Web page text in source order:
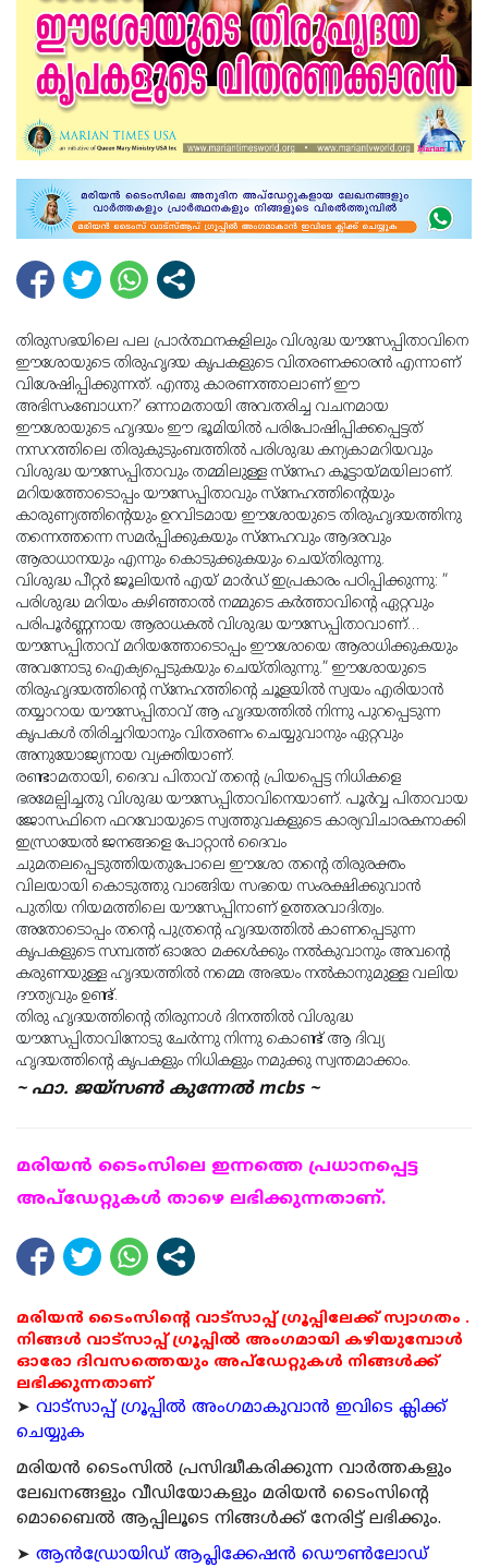
തിരുസഭയിലെ പല പ്രാർത്ഥനകളിലും വിശുദ്ധ യൗസേപ്പിതാവിനെ
ഈശോയുടെ തിരുഹൃദയ കൃപകളുടെ വിതരണക്കാരൻ എന്നാണ്
വിശേഷിപ്പിക്കുന്നത്. എന്തു കാരണത്താലാണ് ഈ
അഭിസംബോധന?’ ഒന്നാമതായി അവതരിച്ച വചനമായ
ഈശോയുടെ ഹൃദയം ഈ ഭൂമിയിൽ പരിപോഷിപ്പിക്കപ്പെട്ടത്
നസറത്തിലെ തിരുകുടുംബത്തിൽ പരിശുദ്ധ കന്യകാമറിയവും
വിശുദ്ധ യൗസേപ്പിതാവും തമ്മിലുള്ള സ്നേഹ കൂട്ടായ്മയിലാണ്.
മറിയത്തോടൊപ്പം യൗസേപ്പിതാവും സ്നേഹത്തിൻ്റെയും
കാരുണ്യത്തിൻ്റെയും ഉറവിടമായ ഈശോയുടെ തിരുഹൃദയത്തിനു
തന്നെത്തന്നെ സമർപ്പിക്കുകയും സ്നേഹവും ആദരവും
ആരാധാനയും എന്നും കൊടുക്കുകയും ചെയ്തിരുന്നു.
വിശുദ്ധ പീറ്റർ ജൂലിയൻ എയ് മാർഡ് ഇപ്രകാരം പഠിപ്പിക്കുന്നു: ”
പരിശുദ്ധ മറിയം കഴിഞ്ഞാൽ നമ്മുടെ കർത്താവിൻ്റെ ഏറ്റവും
പരിപൂർണ്ണനായ ആരാധകൽ വിശുദ്ധ യൗസേപ്പിതാവാണ്…
യൗസേപ്പിതാവ് മറിയത്തോടൊപ്പം ഈശോയെ ആരാധിക്കുകയും
അവനോടു ഐക്യപ്പെടുകയും ചെയ്തിരുന്നു.” ഈശോയുടെ
തിരുഹൃദയത്തിൻ്റെ സ്നേഹത്തിൻ്റെ ചൂളയിൽ സ്വയം എരിയാൻ
തയ്യാറായ യൗസേപ്പിതാവ് ആ ഹൃദയത്തിൽ നിന്നു പുറപ്പെടുന്ന
കൃപകൾ തിരിച്ചറിയാനും വിതരണം ചെയ്യുവാനും ഏറ്റവും
അനുയോജ്യനായ വ്യക്തിയാണ്.
രണ്ടാമതായി, ദൈവ പിതാവ് തൻ്റെ പ്രിയപ്പെട്ട നിധികളെ
ഭരമേല്പിച്ചതു വിശുദ്ധ യൗസേപ്പിതാവിനെയാണ്. പൂർവ്വ പിതാവായ
ജോസഫിനെ ഫറവോയുടെ സ്വത്തുവകളുടെ കാര്യവിചാരകനാക്കി
ഇസ്രായേൽ ജനങ്ങളെ പോറ്റാൻ ദൈവം
ചുമതലപ്പെടുത്തിയതുപോലെ ഈശോ തൻ്റെ തിരുരക്തം
വിലയായി കൊടുത്തു വാങ്ങിയ സഭയെ സംരക്ഷിക്കുവാൻ
പുതിയ നിയമത്തിലെ യൗസേപ്പിനാണ് ഉത്തരവാദിത്വം.
അതോടൊപ്പം തൻ്റെ പുത്രൻ്റെ ഹൃദയത്തിൽ കാണപ്പെടുന്ന
കൃപകളുടെ സമ്പത്ത് ഓരോ മക്കൾക്കും നൽകുവാനും അവൻ്റെ
കരുണയുള്ള ഹൃദയത്തിൽ നമ്മെ അഭയം നൽകാനുമുള്ള വലിയ
ദൗത്യവും ഉണ്ട്.
തിരു ഹൃദയത്തിൻ്റെ തിരുനാൾ ദിനത്തിൽ വിശുദ്ധ
യൗസേപ്പിതാവിനോടു ചേർന്നു നിന്നു കൊണ്ട് ആ ദിവ്യ
ഹൃദയത്തിൻ്റെ കൃപകളും നിധികളും നമുക്കു സ്വന്തമാക്കാം.
~ ഫാ. ജയ്സൺ കുന്നേൽ mcbs ~
മരിയന്‍ ടൈംസിലെ ഇന്നത്തെ പ്രധാനപ്പെട്ട
അപ്ഡേറ്റുകള്‍ താഴെ ലഭിക്കുന്നതാണ്.
മരിയൻ ടൈംസിന്റെ വാട്സാപ്പ് ഗ്രൂപ്പിലേക്ക് സ്വാഗതം .
നിങ്ങൾ വാട്സാപ്പ് ഗ്രൂപ്പിൽ അംഗമായി കഴിയുമ്പോൾ
ഓരോ ദിവസത്തെയും അപ്ഡേറ്റുകൾ നിങ്ങൾക്ക്
ലഭിക്കുന്നതാണ്
➤ വാട്സാപ്പ് ഗ്രൂപ്പിൽ അംഗമാകുവാൻ ഇവിടെ ക്ലിക്ക്
ചെയ്യുക
മരിയന്‍ ടൈംസില്‍ പ്രസിദ്ധീകരിക്കുന്ന വാര്‍ത്തകളും
ലേഖനങ്ങളും വീഡിയോകളും മരിയന്‍ ടൈംസിന്റെ
മൊബൈല്‍ ആപ്പിലൂടെ നിങ്ങള്‍ക്ക് നേരിട്ട് ലഭിക്കും.
➤ ആന്‍ഡ്രോയിഡ് ആപ്ലിക്കേഷന്‍ ഡൌണ്‍ലോഡ്